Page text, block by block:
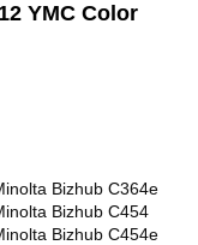
YMC Color
Bizhub C364e
Bizhub C454
Bizhub C454e